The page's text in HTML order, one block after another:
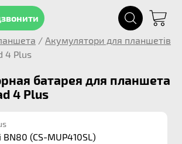
/ Акумулятори для планшетів
4 Plus
батарея для планшета
4 Plus
(CS-MUP410SL)